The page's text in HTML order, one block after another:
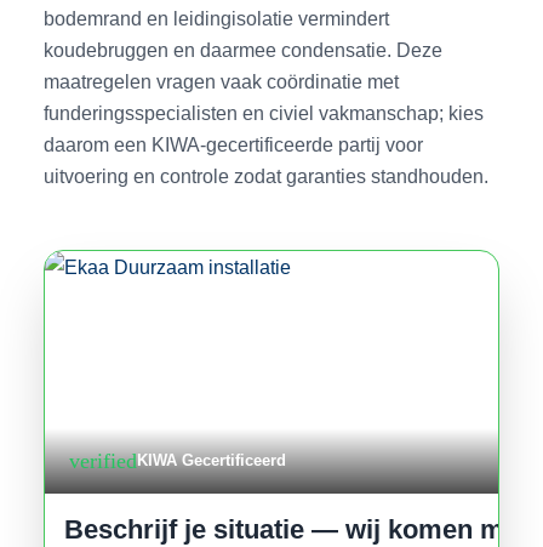
bodemrand en leidingisolatie vermindert
koudebruggen en daarmee condensatie. Deze
maatregelen vragen vaak coördinatie met
funderingsspecialisten en civiel vakmanschap; kies
daarom een KIWA-gecertificeerde partij voor
uitvoering en controle zodat garanties standhouden.
verifiedKIWA Gecertificeerd
Beschrijf je situatie — wij komen met